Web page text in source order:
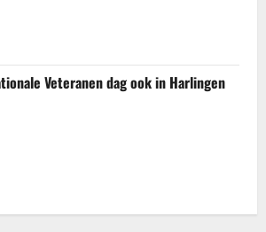
Veteranen dag ook in Harlingen